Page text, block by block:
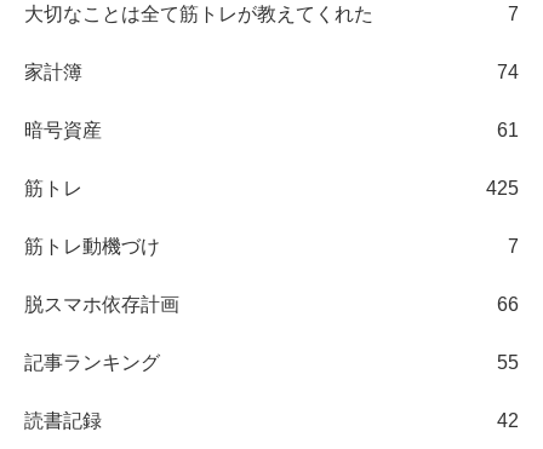
大切なことは全て筋トレが教えてくれた 7
家計簿 74
暗号資産 61
筋トレ 425
筋トレ動機づけ 7
脱スマホ依存計画 66
記事ランキング 55
読書記録 42